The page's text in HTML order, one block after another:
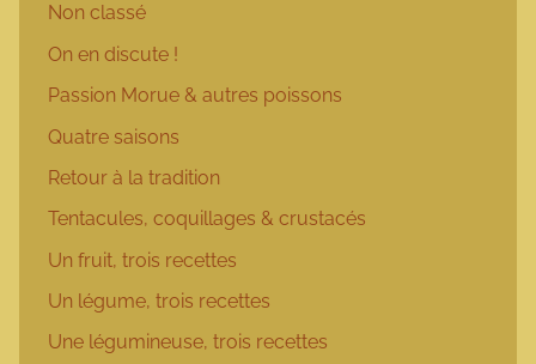
Non classé
On en discute !
Passion Morue & autres poissons
Quatre saisons
Retour à la tradition
Tentacules, coquillages & crustacés
Un fruit, trois recettes
Un légume, trois recettes
Une légumineuse, trois recettes